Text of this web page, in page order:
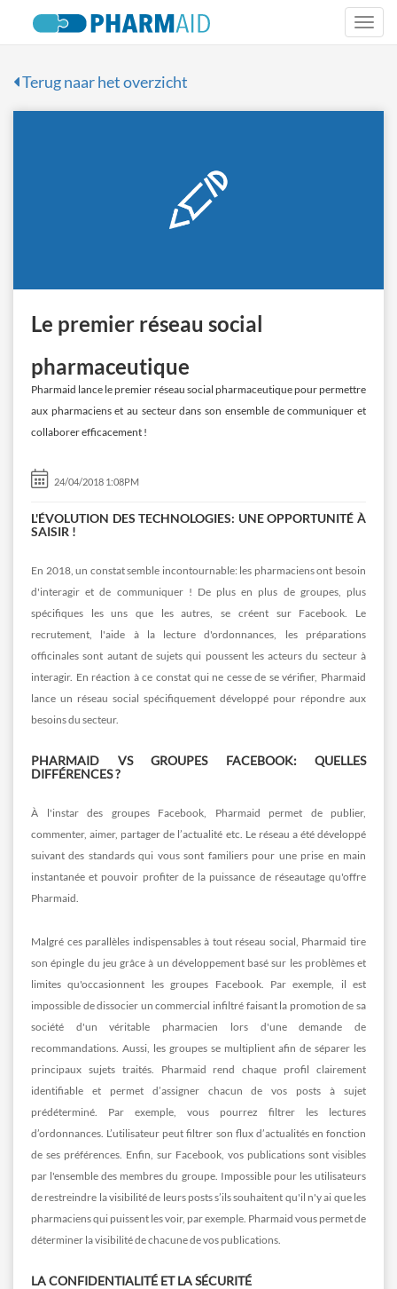
Terug naar het overzicht
Le premier réseau social
pharmaceutique
Pharmaid lance le premier réseau social pharmaceutique pour permettre
aux pharmaciens et au secteur dans son ensemble de communiquer et
collaborer efficacement !
24/04/2018 1:08PM
L'ÉVOLUTION DES TECHNOLOGIES: UNE OPPORTUNITÉ À
SAISIR !
En 2018, un constat semble incontournable: les pharmaciens ont besoin
d'interagir et de communiquer ! De plus en plus de groupes, plus
spécifiques les uns que les autres, se créent sur Facebook. Le
recrutement, l'aide à la lecture d'ordonnances, les préparations
officinales sont autant de sujets qui poussent les acteurs du secteur à
interagir. En réaction à ce constat qui ne cesse de se vérifier, Pharmaid
lance un réseau social spécifiquement développé pour répondre aux
besoins du secteur.
PHARMAID VS GROUPES FACEBOOK: QUELLES
DIFFÉRENCES ?
À l'instar des groupes Facebook, Pharmaid permet de publier,
commenter, aimer, partager de l’actualité etc. Le réseau a été développé
suivant des standards qui vous sont familiers pour une prise en main
instantanée et pouvoir profiter de la puissance de réseautage qu'offre
Pharmaid.
Malgré ces parallèles indispensables à tout réseau social, Pharmaid tire
son épingle du jeu grâce à un développement basé sur les problèmes et
limites qu'occasionnent les groupes Facebook. Par exemple, il est
impossible de dissocier un commercial infiltré faisant la promotion de sa
société d'un véritable pharmacien lors d'une demande de
recommandations. Aussi, les groupes se multiplient afin de séparer les
principaux sujets traités. Pharmaid rend chaque profil clairement
identifiable et permet d’assigner chacun de vos posts à sujet
prédéterminé. Par exemple, vous pourrez filtrer les lectures
d’ordonnances. L’utilisateur peut filtrer son flux d’actualités en fonction
de ses préférences. Enfin, sur Facebook, vos publications sont visibles
par l'ensemble des membres du groupe. Impossible pour les utilisateurs
de restreindre la visibilité de leurs posts s’ils souhaitent qu'il n'y ai que les
pharmaciens qui puissent les voir, par exemple. Pharmaid vous permet de
déterminer la visibilité de chacune de vos publications.
LA CONFIDENTIALITÉ ET LA SÉCURITÉ